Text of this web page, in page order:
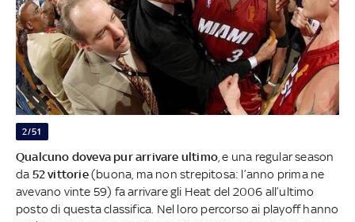
2/51
Qualcuno doveva pur arrivare ultimo , e una regular season
da 52 vittorie(buona, ma non strepitosa: l’anno prima ne
avevano vinte 59) fa arrivare gli Heat del 2006 all’ultimo
posto di questa classifica. Nel loro percorso ai playoff hanno